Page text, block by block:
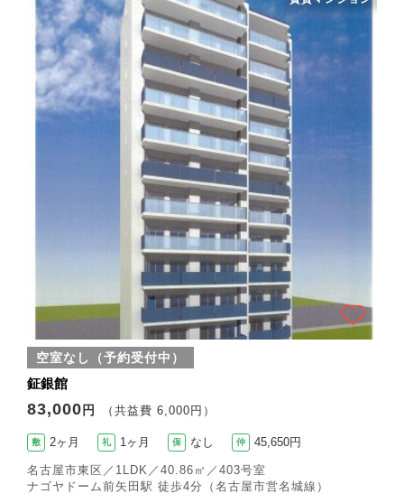
空室なし（予約受付中）
鉦銀館
83,000 円 （共益費 6,000円）
敷 2ヶ月 礼 1ヶ月 保 なし 仲 45,650円
名古屋市東区／1LDK／40.86㎡／403号室
ナゴヤドーム前矢田駅 徒歩4分（名古屋市営名城線）